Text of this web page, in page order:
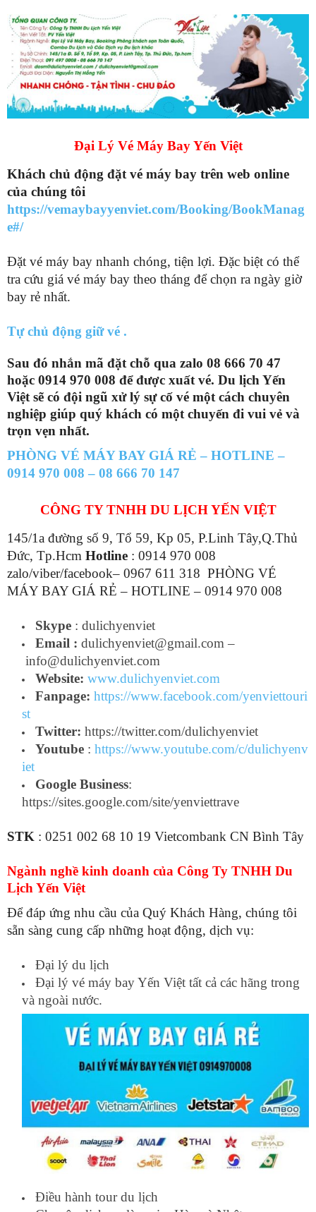
Đại Lý Vé Máy Bay Yến Việt
Khách chủ động đặt vé máy bay trên web online
của chúng tôi
https://vemaybayyenviet.com/Booking/BookManag
e#/
Đặt vé máy bay nhanh chóng, tiện lợi. Đặc biệt có thể
tra cứu giá vé máy bay theo tháng để chọn ra ngày giờ
bay rẻ nhất.
Tự chủ động giữ vé .
Sau đó nhắn mã đặt chỗ qua zalo 08 666 70 47
hoặc 0914 970 008 để được xuất vé. Du lịch Yến
Việt sẽ có đội ngũ xử lý sự cố vé một cách chuyên
nghiệp giúp quý khách có một chuyến đi vui vẻ và
trọn vẹn nhất.
PHÒNG VÉ MÁY BAY GIÁ RẺ – HOTLINE –
0914 970 008 – 08 666 70 147
CÔNG TY TNHH DU LỊCH YẾN VIỆT
145/1a đường số 9, Tổ 59, Kp 05, P.Linh Tây,Q.Thủ
Đức, Tp.Hcm Hotline : 0914 970 008
zalo/viber/facebook– 0967 611 318 PHÒNG VÉ
MÁY BAY GIÁ RẺ – HOTLINE – 0914 970 008
Skype : dulichyenviet
Email : dulichyenviet@gmail.com –
info@dulichyenviet.com
Website: www.dulichyenviet.com
Fanpage: https://www.facebook.com/yenviettouri
st
Twitter: https://twitter.com/dulichyenviet
Youtube : https://www.youtube.com/c/dulichyenv
iet
Google Business:
https://sites.google.com/site/yenviettrave
STK : 0251 002 68 10 19 Vietcombank CN Bình Tây
Ngành nghề kinh doanh của Công Ty TNHH Du
Lịch Yến Việt
Để đáp ứng nhu cầu của Quý Khách Hàng, chúng tôi
sẵn sàng cung cấp những hoạt động, dịch vụ:
Đại lý du lịch
Đại lý vé máy bay Yến Việt tất cả các hãng trong
và ngoài nước.
Điều hành tour du lịch